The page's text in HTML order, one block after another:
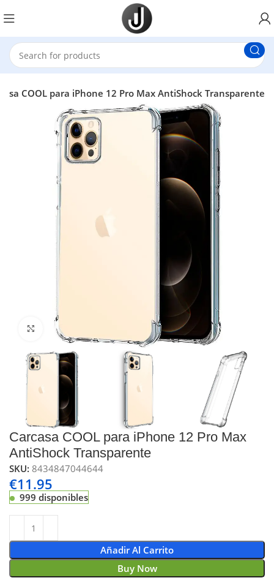
COOL para iPhone 12 Pro Max AntiShock Transparente
Click to enlarge
Carcasa COOL para iPhone 12 Pro Max
AntiShock Transparente
SKU:8434847044644
€11.95
999 disponibles
Añadir Al Carrito
Buy Now